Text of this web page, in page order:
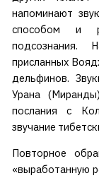
напоминают
способом и
подсознания.
присланных
дельфинов.
Урана
послания с
звучание
Повторное
«выработанную